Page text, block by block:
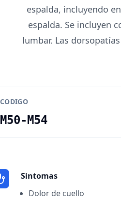
espalda, incluyendo
espalda. Se incluyen
lumbar. Las
CODIGO
M50-M54
Sintomas
Dolor de cuello